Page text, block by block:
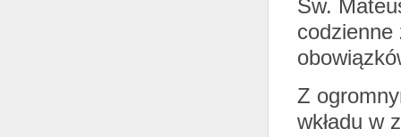
Św.
codzienne
Z
wkładu w